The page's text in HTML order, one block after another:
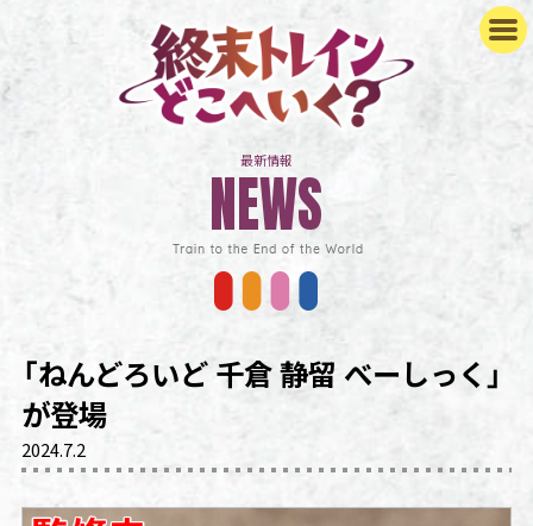
NEWS
STAFF&CAST
STORY
ON AIR
GOODS
MUSIC
最新情報
NEWS
「ねんどろいど 千倉 静留 べーしっく」
が登場
2024.7.2